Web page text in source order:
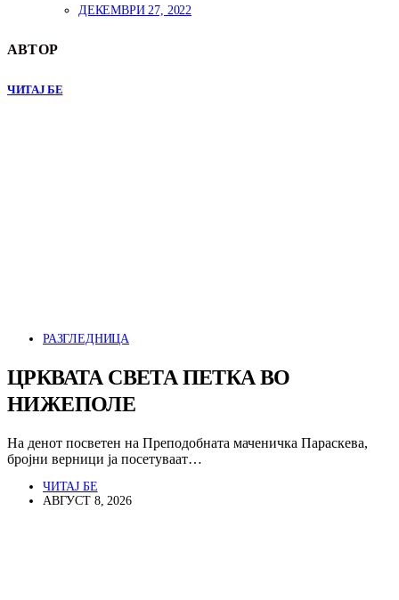
ДЕКЕМВРИ 27, 2022
АВТОР
ЧИТАЈ БЕ
РАЗГЛЕДНИЦА
ЦРКВАТА СВЕТА ПЕТКА ВО
НИЖЕПОЛЕ
На денот посветен на Преподобната маченичка Параскева,
бројни верници ја посетуваат…
ЧИТАЈ БЕ
АВГУСТ 8, 2026